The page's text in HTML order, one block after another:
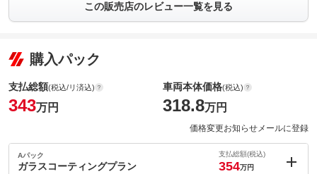
この販売店のレビュー一覧を見る
購入パック
支払総額(税込/リ済込)
343万円
車両本体価格(税込)
318.8万円
価格変更お知らせメールに登録
Aパック
ガラスコーティングプラン
支払総額(税込)
354万円